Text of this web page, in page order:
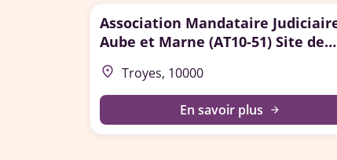
Association Mandataire
Aube et Marne (AT10-51) Site de
Troyes
place Troyes, 10000
En savoir plus arrow_forward